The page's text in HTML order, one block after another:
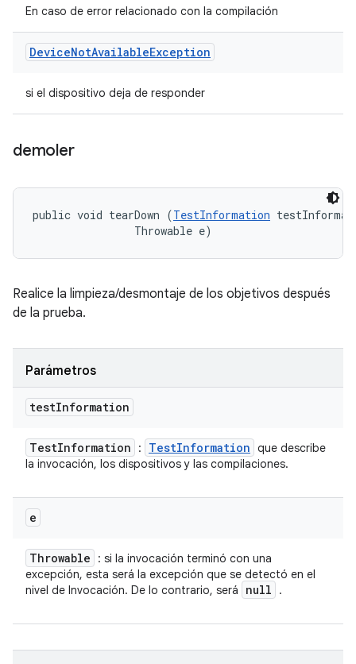
En caso de error relacionado con la compilación
DeviceNotAvailableException
si el dispositivo deja de responder
demoler
public void tearDown (TestInformation
                Throwable e)
Realice la limpieza/desmontaje de los objetivos después
de la prueba.
Parámetros
testInformation
TestInformation : TestInformation que describe
la invocación, los dispositivos y las compilaciones.
e
Throwable
: si la invocación terminó con una
excepción, esta será la excepción que se detectó en el
nivel de Invocación. De lo contrario, será
null .